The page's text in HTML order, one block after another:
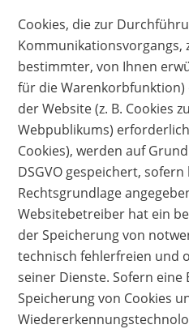
Cookies, die zur
Kommunikationsvorgangs,
bestimmter, von Ihnen
für die
der Website (z. B. Cookies
Webpublikums)
Cookies), werden auf
DSGVO gespeichert,
Rechtsgrundlage
Websitebetreiber hat ein
der Speicherung von
technisch fehlerfreien und
seiner Dienste. Sofern eine
Speicherung von Cookies